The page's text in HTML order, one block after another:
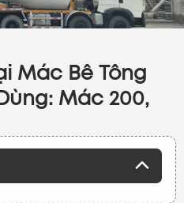
Mác Bê Tông
Mác 200,